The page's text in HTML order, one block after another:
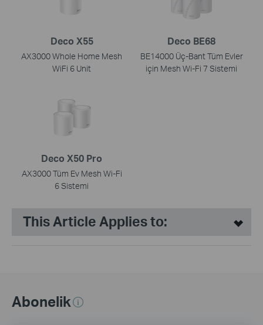
Deco X55
AX3000 Whole Home Mesh
WiFi 6 Unit
Deco BE68
BE14000 Üç-Bant Tüm Evler
için Mesh Wi-Fi 7 Sistemi
Deco X50 Pro
AX3000 Tüm Ev Mesh Wi-Fi
6 Sistemi
This Article Applies to:
Abonelik